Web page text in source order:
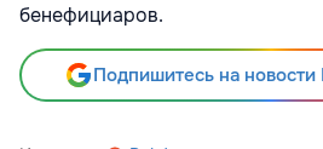
бенефициаров.
Подпишитесь на